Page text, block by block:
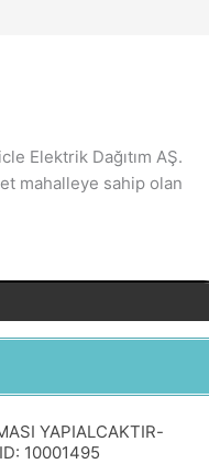
Elektrik Dağıtım AŞ.
mahalleye sahip olan
YAPIALCAKTIR-
10001495